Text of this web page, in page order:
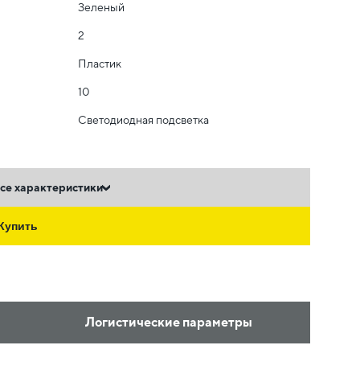
Зеленый
2
Пластик
10
Светодиодная подсветка
характеристики
Логистические параметры